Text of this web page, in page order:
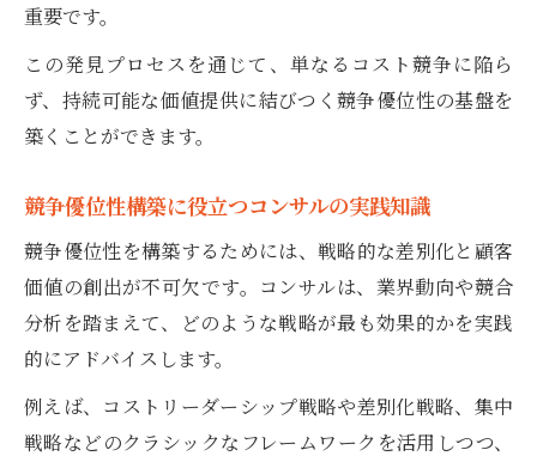
重要です。
この発見プロセスを通じて、単なるコスト競争に陥ら
ず、持続可能な価値提供に結びつく競争優位性の基盤を
築くことができます。
競争優位性構築に役立つコンサルの実践知識
競争優位性を構築するためには、戦略的な差別化と顧客
価値の創出が不可欠です。コンサルは、業界動向や競合
分析を踏まえて、どのような戦略が最も効果的かを実践
的にアドバイスします。
例えば、コストリーダーシップ戦略や差別化戦略、集中
戦略などのクラシックなフレームワークを活用しつつ、